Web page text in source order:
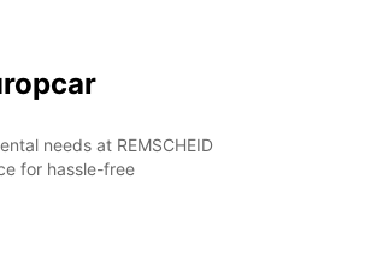
needs at REMSCHEID
for hassle-free